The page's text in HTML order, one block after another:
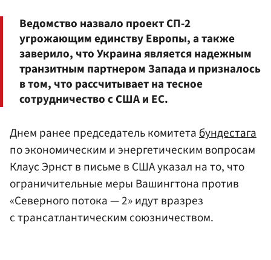
Ведомство назвало проект СП-2
угрожающим единству Европы, а также
заверило, что Украина является надежным
транзитным партнером Запада и призналось
в том, что рассчитывает на тесное
сотрудничество с США и ЕС.
Днем ранее председатель комитетабундестага
по экономическим и энергетическим вопросам
Клаус Эрнст в письме в США указал на то, что
ограничительные меры Вашингтона против
«Северного потока — 2» идут вразрез
с трансатлантическим союзничеством.